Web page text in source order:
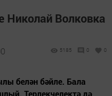
Николай Волковка
5185 0 0
белән бәйле. Бала